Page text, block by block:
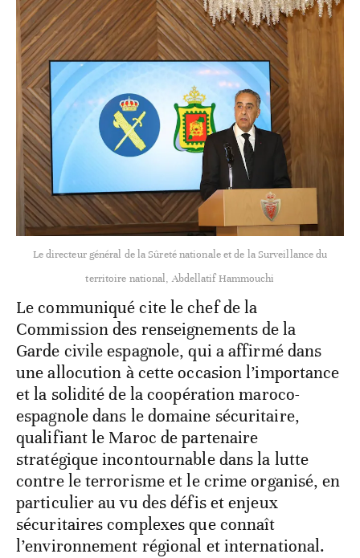
Le directeur général de la Sûreté nationale et de la Surveillance du
territoire national, Abdellatif Hammouchi
Le communiqué cite le chef de la
Commission des renseignements de la
Garde civile espagnole, qui a affirmé dans
une allocution à cette occasion l’importance
et la solidité de la coopération maroco-
espagnole dans le domaine sécuritaire,
qualifiant le Maroc de partenaire
stratégique incontournable dans la lutte
contre le terrorisme et le crime organisé, en
particulier au vu des défis et enjeux
sécuritaires complexes que connaît
l’environnement régional et international.